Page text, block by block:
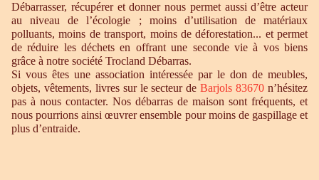
Débarrasser, récupérer et donner nous permet aussi d’être acteur
au niveau de l’écologie ; moins d’utilisation de matériaux
polluants, moins de transport, moins de déforestation... et permet
de réduire les déchets en offrant une seconde vie à vos biens
grâce à notre société Trocland Débarras.
Si vous êtes une association intéressée par le don de meubles,
objets, vêtements, livres sur le secteur deBarjols 83670 n’hésitez
pas à nous contacter. Nos débarras de maison sont fréquents, et
nous pourrions ainsi œuvrer ensemble pour moins de gaspillage et
plus d’entraide.